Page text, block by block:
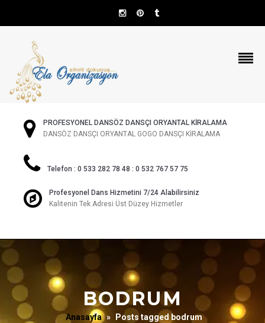
PROFESYONEL DANSÖZ DANSÇI ORYANTAL KİRALAMA
DANSÖZ DANSÇI ORYANTAL GOGO DANSÇI KİRALAMA
Telefon : 0 533 282 78 48 : 0 532 767 57 75
Profesyonel Dans Hizmetini 7/24 Alabilirsiniz
Kalitenin Tek Adresi Üst Düzey Hizmetler
BODRUM
Anasayfa » Posts tagged bodrum